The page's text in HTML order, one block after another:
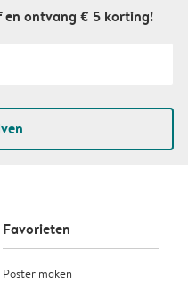
en ontvang € 5 korting!
Favorieten
Poster maken